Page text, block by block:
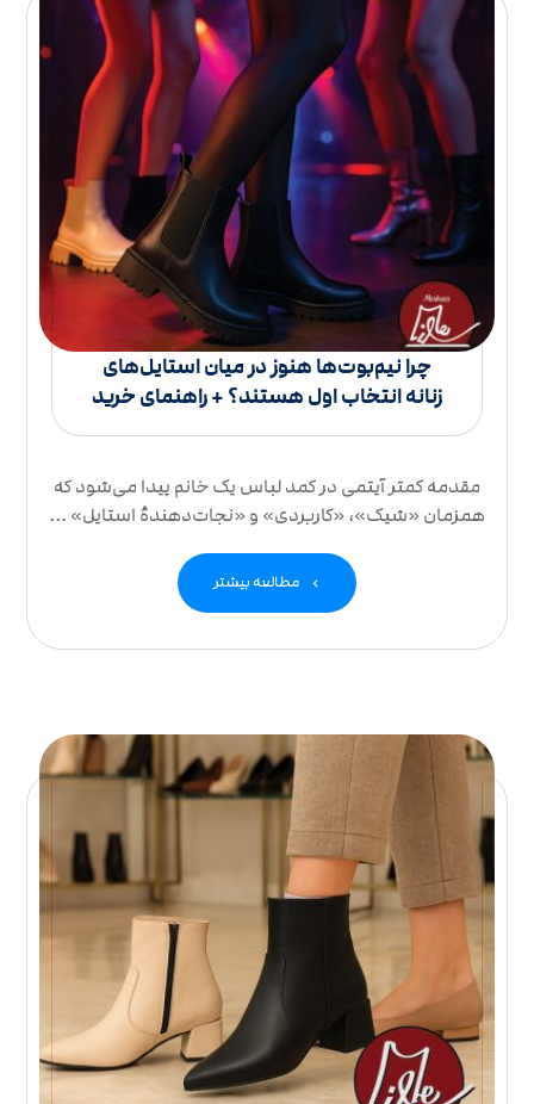
چرا نیم‌بوت‌ها هنوز در میان استایل‌های
زنانه انتخاب اول هستند؟ + راهنمای خرید
مقدمه کمتر آیتمی در کمد لباس یک خانم پیدا می‌شود که
همزمان «شیک»، «کاربردی» و «نجات‌دهندهٔ استایل» ...
مطالعه بیشتر